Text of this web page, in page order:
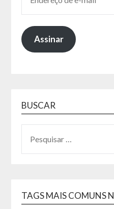
Assinar
BUSCAR
TAGS MAIS COMUNS